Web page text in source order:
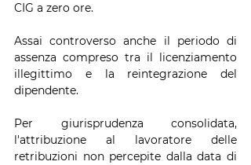
CIG a zero ore.
Assai controverso anche il periodo di
assenza compreso tra il licenziamento
illegittimo e la reintegrazione del
dipendente.
Per giurisprudenza consolidata,
l'attribuzione al lavoratore delle
retribuzioni non percepite dalla data di